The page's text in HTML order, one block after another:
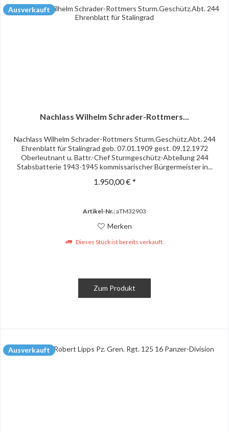
Ausverkauft
Nachlass Wilhelm Schrader-Rottmers...
Nachlass Wilhelm Schrader-Rottmers Sturm.Geschütz.Abt. 244
Ehrenblatt für Stalingrad geb. 07.01.1909 gest. 09.12.1972
Oberleutnant u. Battr.-Chef Sturmgeschütz-Abteilung 244
Stabsbatterie 1943-1945 kommissarischer Bürgermeister in...
1.950,00 € *
Artikel-Nr.:aTM32903
Merken
Dieses Stück ist bereits verkauft.
Zum Produkt
Ausverkauft